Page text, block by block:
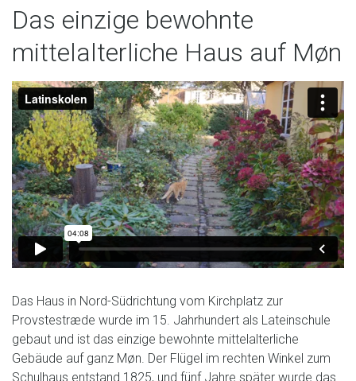
Das einzige bewohnte
mittelalterliche Haus auf Møn
Das Haus in Nord-Südrichtung vom Kirchplatz zur
Provstestræde wurde im 15. Jahrhundert als Lateinschule
gebaut und ist das einzige bewohnte mittelalterliche
Gebäude auf ganz Møn. Der Flügel im rechten Winkel zum
Schulhaus entstand 1825, und fünf Jahre später wurde das